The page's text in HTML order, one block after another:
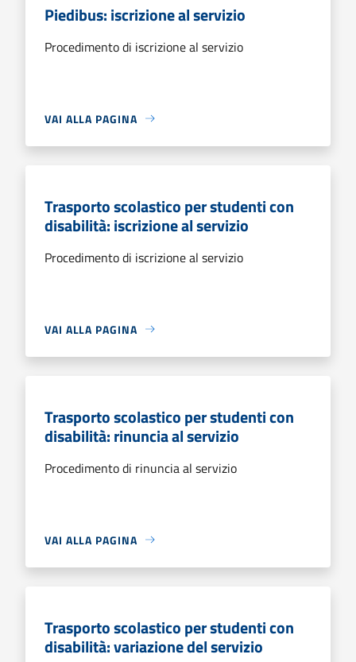
Piedibus: iscrizione al servizio
Procedimento di iscrizione al servizio
VAI ALLA PAGINA
Trasporto scolastico per studenti con
disabilità: iscrizione al servizio
Procedimento di iscrizione al servizio
VAI ALLA PAGINA
Trasporto scolastico per studenti con
disabilità: rinuncia al servizio
Procedimento di rinuncia al servizio
VAI ALLA PAGINA
Trasporto scolastico per studenti con
disabilità: variazione del servizio